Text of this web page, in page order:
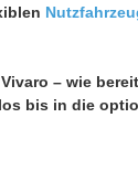
– wie
bis in die